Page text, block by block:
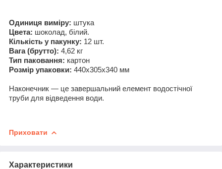
Одиниця виміру: штука
Цвета: шоколад, білий.
Кількість у пакунку: 12 шт.
Вага (брутто): 4,62 кг
Тип паковання: картон
Розмір упаковки: 440х305х340 мм
Наконечник — це завершальний елемент водостічної
труби для відведення води.
Приховати
Характеристики